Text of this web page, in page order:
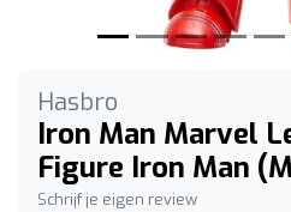
Hasbro
Iron Man Marvel
Figure Iron Man
Schrijf je eigen review